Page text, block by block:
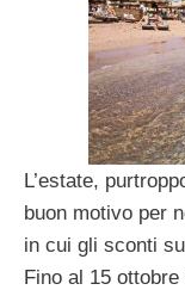
L’estate,
buon motivo per
in cui gli sconti
Fino al 15